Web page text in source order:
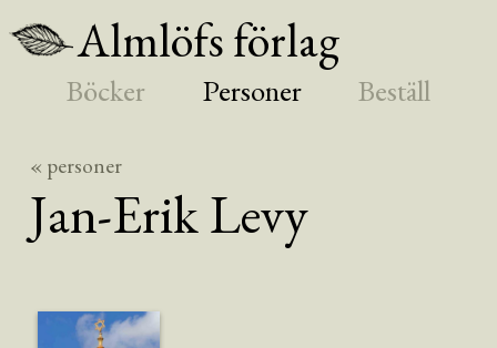
Almlöfs förlag
Böcker Personer Beställ
« personer
Jan-ErikLevy